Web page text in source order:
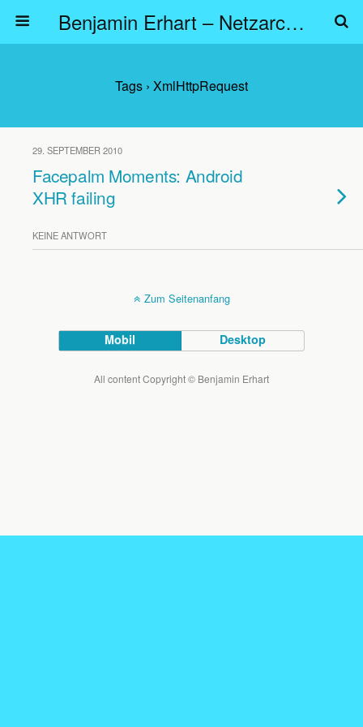
Benjamin Erhart – Netzarchitekt
Tags › XmlHttpRequest
29. SEPTEMBER 2010
Facepalm Moments: Android
XHR failing
KEINE ANTWORT
Zum Seitenanfang
Mobil Desktop
All content Copyright © Benjamin Erhart